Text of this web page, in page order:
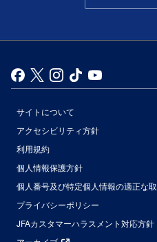
サイトについて
アクセシビリティ方針
利用規約
個人情報保護方針
個人番号及び特定個人情報の適正な
プライバシーポリシー
JFAカスタマーハラスメント対応方針